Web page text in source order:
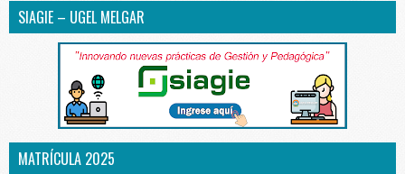
SIAGIE – UGEL MELGAR
MATRÍCULA 2025